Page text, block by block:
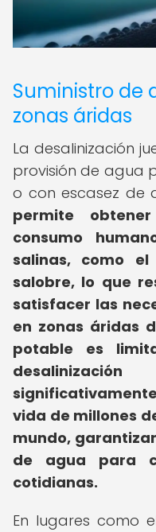
Suministro de
zonas áridas
La desalinización
provisión de agua
o con escasez de
permite
consumo
salinas, como
salobre, lo que
satisfacer las
en zonas áridas
potable es
vida de millones
mundo,
de agua para
cotidianas.
En lugares como